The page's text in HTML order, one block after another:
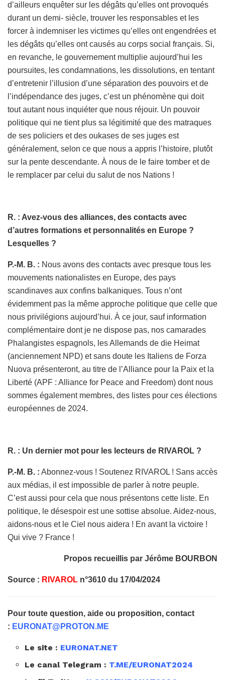
d’ailleurs enquêter sur les dégâts qu’elles ont provoqués
durant un demi- siècle, trouver les responsables et les
forcer à indemniser les victimes qu’elles ont engendrées et
les dégâts qu’elles ont causés au corps social français. Si,
en revanche, le gouvernement multiplie aujourd’hui les
poursuites, les condamnations, les dissolutions, en tentant
d’entretenir l’illusion d’une séparation des pouvoirs et de
l’indépendance des juges, c’est un phénomène qui doit
tout autant nous inquiéter que nous réjouir. Un pouvoir
politique qui ne tient plus sa légitimité que des matraques
de ses policiers et des oukases de ses juges est
généralement, selon ce que nous a appris l’histoire, plutôt
sur la pente descendante. À nous de le faire tomber et de
le remplacer par celui du salut de nos Nations !
R. : Avez-vous des alliances, des contacts avec
d’autres formations et personnalités en Europe ?
Lesquelles ?
P.-M. B. : Nous avons des contacts avec presque tous les
mouvements nationalistes en Europe, des pays
scandinaves aux confins balkaniques. Tous n’ont
évidemment pas la même approche politique que celle que
nous privilégions aujourd’hui. À ce jour, sauf information
complémentaire dont je ne dispose pas, nos camarades
Phalangistes espagnols, les Allemands de die Heimat
(anciennement NPD) et sans doute les Italiens de Forza
Nuova présenteront, au titre de l’Alliance pour la Paix et la
Liberté (APF : Alliance for Peace and Freedom) dont nous
sommes également membres, des listes pour ces élections
européennes de 2024.
R. : Un dernier mot pour les lecteurs de RIVAROL ?
P.-M. B. : Abonnez-vous ! Soutenez RIVAROL ! Sans accès
aux médias, il est impossible de parler à notre peuple.
C’est aussi pour cela que nous présentons cette liste. En
politique, le désespoir est une sottise absolue. Aidez-nous,
aidons-nous et le Ciel nous aidera ! En avant la victoire !
Qui vive ? France !
Propos recueillis par Jérôme BOURBON
Source : RIVAROL n°3610 du 17/04/2024
Pour toute question, aide ou proposition, contact
: EURONAT@PROTON.ME
Le site : EURONAT.NET
Le canal Telegram : T.ME/EURONAT2024